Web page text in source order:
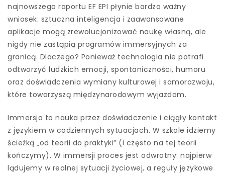
najnowszego raportu EF EPI płynie bardzo ważny
wniosek: sztuczna inteligencja i zaawansowane
aplikacje mogą zrewolucjonizować naukę własną, ale
nigdy nie zastąpią programów immersyjnych za
granicą. Dlaczego? Ponieważ technologia nie potrafi
odtworzyć ludzkich emocji, spontaniczności, humoru
oraz doświadczenia wymiany kulturowej i samorozwoju,
które towarzyszą międzynarodowym wyjazdom.
Immersja to nauka przez doświadczenie i ciągły kontakt
z językiem w codziennych sytuacjach. W szkole idziemy
ścieżką „od teorii do praktyki” (i często na tej teorii
kończymy). W immersji proces jest odwrotny: najpierw
lądujemy w realnej sytuacji życiowej, a reguły językowe